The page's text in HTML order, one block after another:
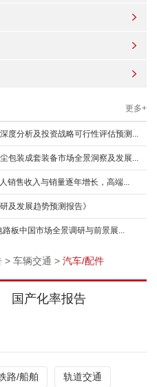
更多+
度分析及投资战略可行性评估预测...
包装成套装备市场全景洞察及发展...
销售收入与销量逐年增长，高端...
及发展趋势预测报告》
路板中国市场全景调研与前景展...
> 车辆交通 > 汽车/配件
国产化率报告
路/船舶 轨道交通